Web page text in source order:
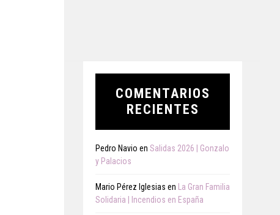
COMENTARIOS
RECIENTES
Pedro Navio en Salidas 2026 | Gonzalo
y Palacios
Mario Pérez Iglesias en
La Gran Familia
Solidaria | Incendios en España